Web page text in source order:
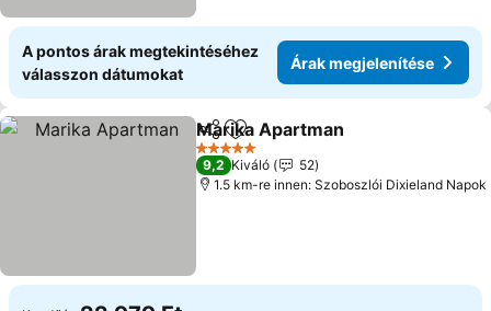
A pontos árak megtekintéséhez
válasszon dátumokat
Árak megjelenítése
Megosztás
Hozzáadás a kedvencekhez
Marika Apartman
5 Kategória
9,2 Kiváló
52
1.5 km-re innen: Szoboszlói Dixieland Napok